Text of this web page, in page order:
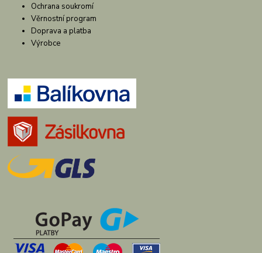
Ochrana soukromí
Věrnostní program
Doprava a platba
Výrobce